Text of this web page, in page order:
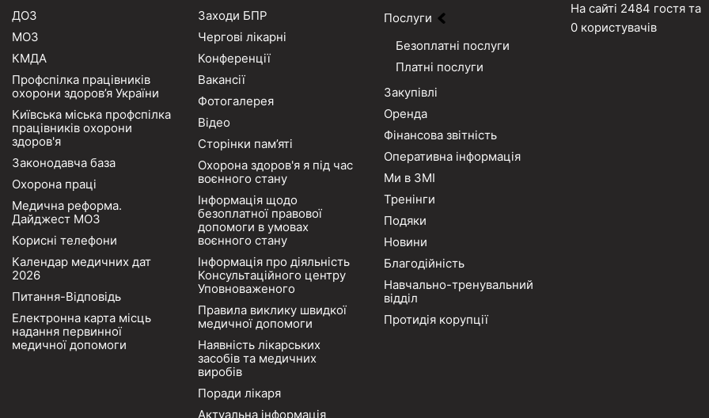
ДОЗ
МОЗ
КМДА
Профспілка працівників
охорони здоров’я України
Київська міська профспілка
працівників охорони
здоров'я
Законодавча база
Охорона праці
Медична реформа.
Дайджест МОЗ
Корисні телефони
Календар медичних дат
2026
Питання-Відповідь
Електронна карта місць
надання первинної
медичної допомоги
Заходи БПР
Чергові лікарні
Конференції
Вакансії
Фотогалерея
Відео
Сторінки пам’яті
Охорона здоров'я я під час
воєнного стану
Інформація щодо
безоплатної правової
допомоги в умовах
воєнного стану
Інформація про діяльність
Консультаційного центру
Уповноваженого
Правила виклику швидкої
медичної допомоги
Наявність лікарських
засобів та медичних
виробів
Поради лікаря
Актуальна інформація
Послуги
Безоплатні послуги
Платні послуги
Закупівлі
Оренда
Фінансова звітність
Оперативна інформація
Ми в ЗМІ
Тренінги
Подяки
Новини
Благодійність
Навчально-тренувальний
відділ
Протидія корупції
На сайті 2484 гостя та
0 користувачів